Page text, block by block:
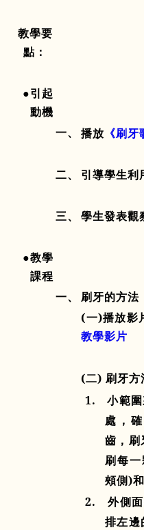
教學要
點：
●引起
動機
一、
播放 《刷牙
二、 引導學生利
三、 學生發表觀
●教學
課程
一、
刷牙的方法
(一)播放影
教學影片
(二) 刷牙方
1.
小範
處，
齒，刷
刷每
頰側)
2.
外側面
排左邊